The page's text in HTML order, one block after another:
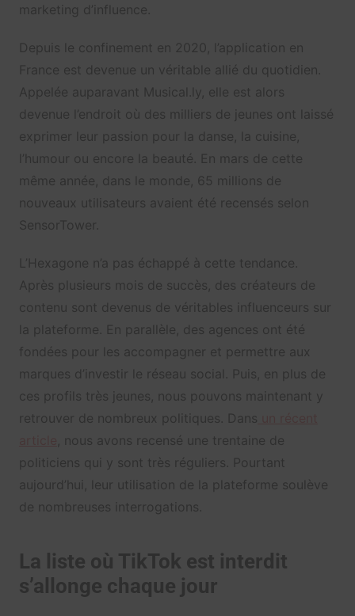
marketing d’influence.
Depuis le confinement en 2020, l’application en
France est devenue un véritable allié du quotidien.
Appelée auparavant Musical.ly, elle est alors
devenue l’endroit où des milliers de jeunes ont laissé
exprimer leur passion pour la danse, la cuisine,
l’humour ou encore la beauté. En mars de cette
même année, dans le monde, 65 millions de
nouveaux utilisateurs avaient été recensés selon
SensorTower.
L’Hexagone n’a pas échappé à cette tendance.
Après plusieurs mois de succès, des créateurs de
contenu sont devenus de véritables influenceurs sur
la plateforme. En parallèle, des agences ont été
fondées pour les accompagner et permettre aux
marques d’investir le réseau social. Puis, en plus de
ces profils très jeunes, nous pouvons maintenant y
retrouver de nombreux politiques. Dans
, nous avons recensé une trentaine de
politiciens qui y sont très réguliers. Pourtant
aujourd’hui, leur utilisation de la plateforme soulève
de nombreuses interrogations.
La liste où TikTok est interdit
s’allonge chaque jour